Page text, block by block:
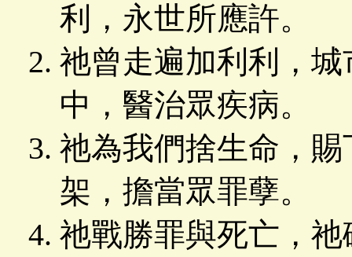
利，永世所應許。
祂曾走遍加利利，
中，醫治眾疾病。
祂為我們捨生命，
架，擔當眾罪孽。
祂戰勝罪與死亡，